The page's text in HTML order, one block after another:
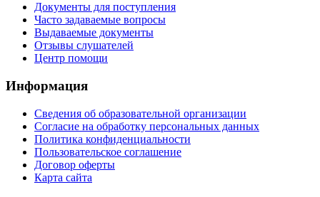
Документы для поступления
Часто задаваемые вопросы
Выдаваемые документы
Отзывы слушателей
Центр помощи
Информация
Сведения об образовательной организации
Согласие на обработку персональных данных
Политика конфиденциальности
Пользовательское соглашение
Договор оферты
Карта сайта